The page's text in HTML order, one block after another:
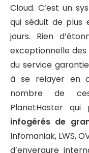
Cloud. C’est un
qui séduit de plus
jours. Rien
exceptionnelle
du service
à se relayer en
nombre de
PlanetHoster qui
infogérés de
Infomaniak, LWS,
d’envergure